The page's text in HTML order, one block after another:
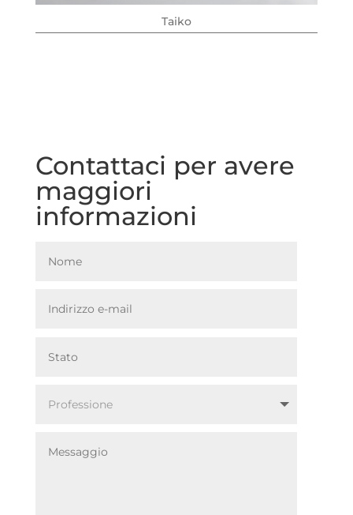
Taiko
Contattaci per avere
maggiori
informazioni